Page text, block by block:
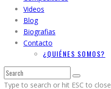
Videos
Blog
Biografias
Contacto
¿QUIÉNES SOMOS?
Type to search or hit ESC to close